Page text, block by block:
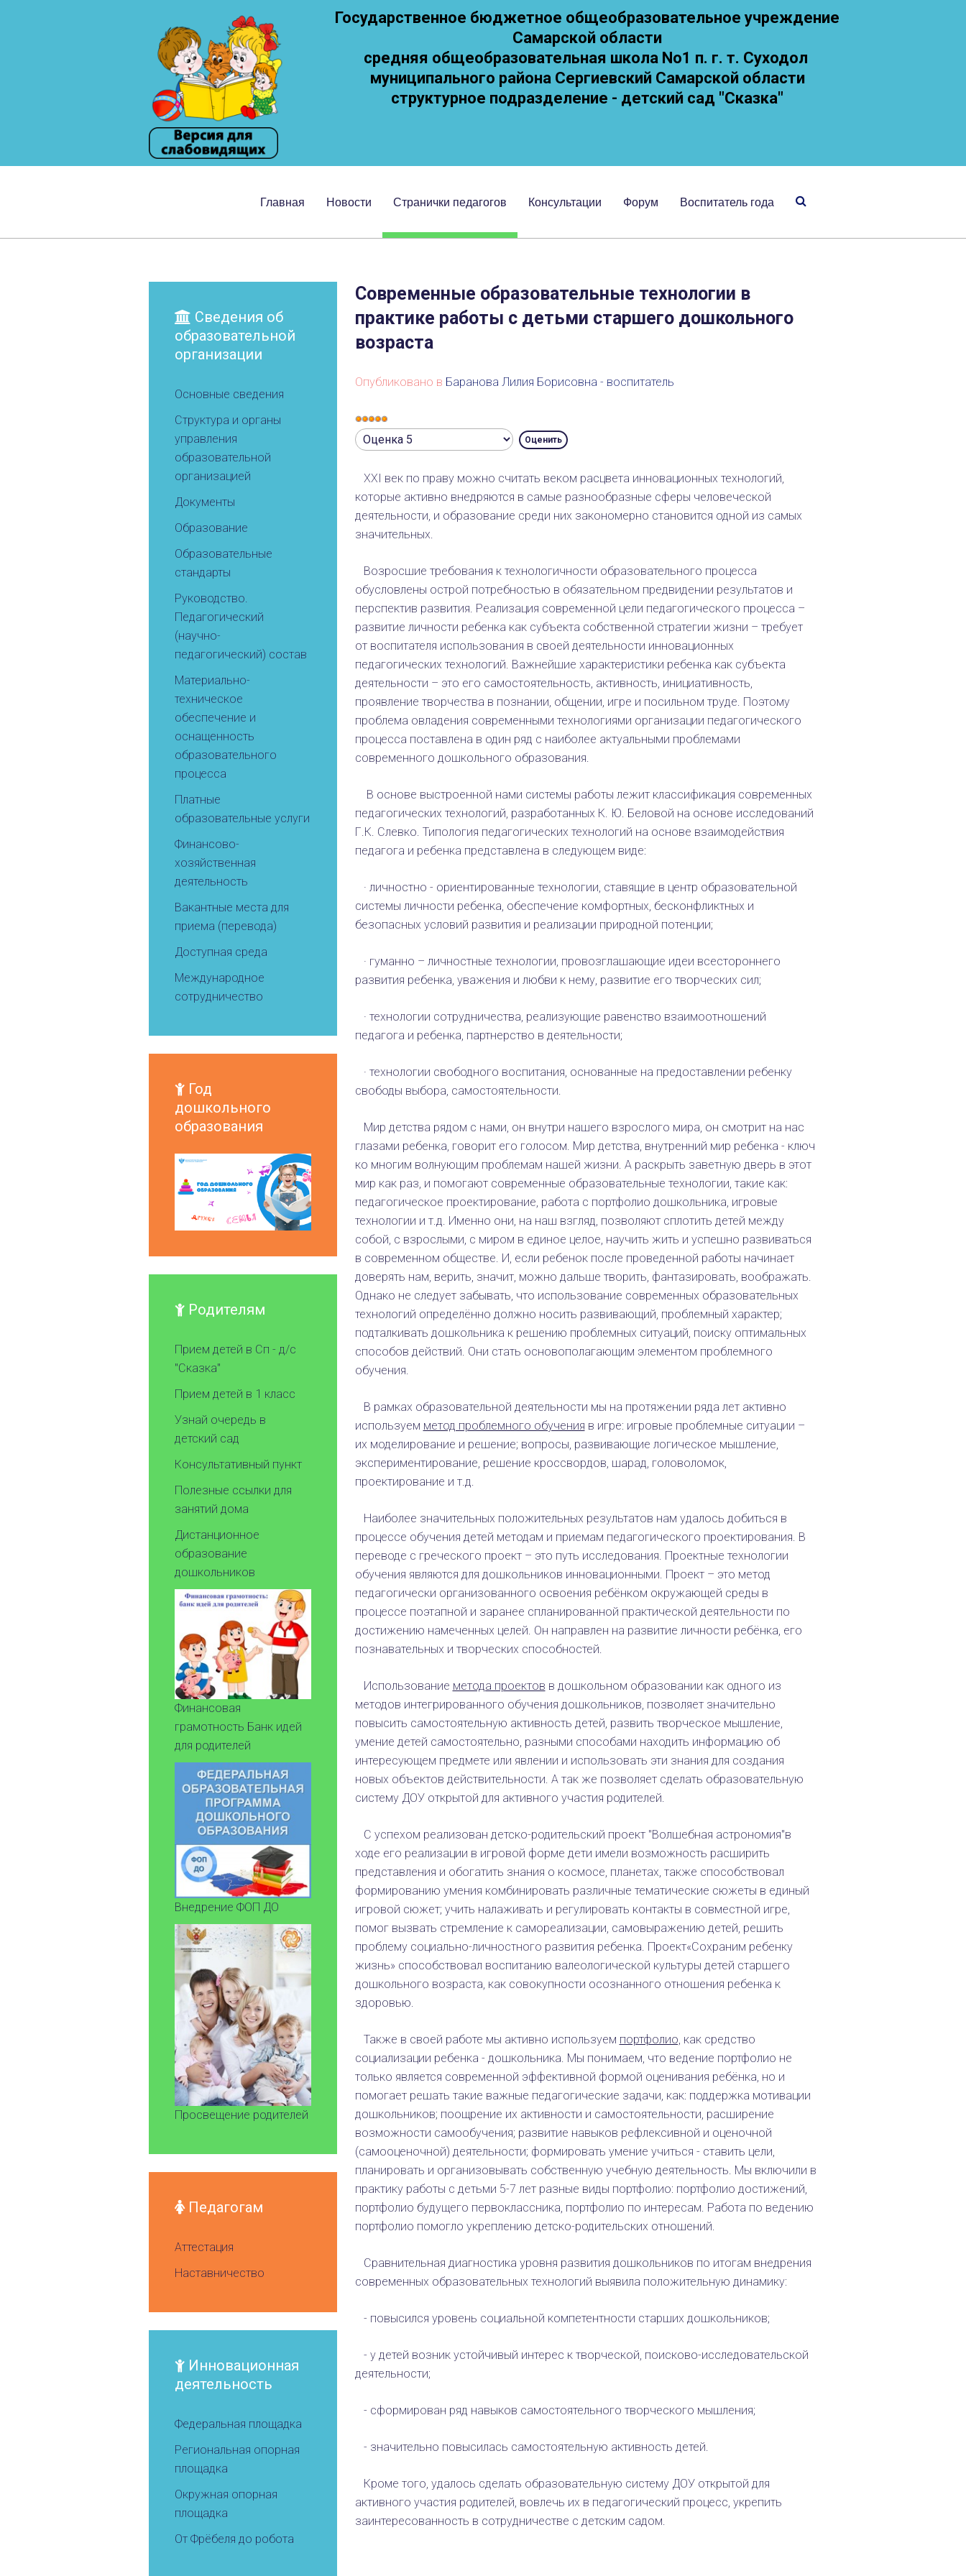
Государственное бюджетное общеобразовательное учреждение
Самарской области
средняя общеобразовательная школа No1 п. г. т. Суходол
муниципального района Сергиевский Самарской области
cтруктурное подразделение - детский сад "Сказка"
Главная Новости Странички педагогов Консультации Форум Воспитатель года
Современные образовательные технологии в
практике работы с детьми старшего дошкольного
возраста
Опубликовано в Баранова Лилия Борисовна - воспитатель
Рейтинг:
5/5
Пожалуйста,
XXI век по праву можно считать веком расцвета инновационных технологий,
которые активно внедряются в самые разнообразные сферы человеческой
деятельности, и образование среди них закономерно становится одной из самых
значительных.
Возросшие требования к технологичности образовательного процесса
обусловлены острой потребностью в обязательном предвидении результатов и
перспектив развития. Реализация современной цели педагогического процесса –
развитие личности ребенка как субъекта собственной стратегии жизни – требует
от воспитателя использования в своей деятельности инновационных
педагогических технологий. Важнейшие характеристики ребенка как субъекта
деятельности – это его самостоятельность, активность, инициативность,
проявление творчества в познании, общении, игре и посильном труде. Поэтому
проблема овладения современными технологиями организации педагогического
процесса поставлена в один ряд с наиболее актуальными проблемами
современного дошкольного образования.
В основе выстроенной нами системы работы лежит классификация современных
педагогических технологий, разработанных К. Ю. Беловой на основе исследований
Г.К. Слевко. Типология педагогических технологий на основе взаимодействия
педагога и ребенка представлена в следующем виде:
· личностно - ориентированные технологии, ставящие в центр образовательной
системы личности ребенка, обеспечение комфортных, бесконфликтных и
безопасных условий развития и реализации природной потенции;
· гуманно – личностные технологии, провозглашающие идеи всестороннего
развития ребенка, уважения и любви к нему, развитие его творческих сил;
· технологии сотрудничества, реализующие равенство взаимоотношений
педагога и ребенка, партнерство в деятельности;
· технологии свободного воспитания, основанные на предоставлении ребенку
свободы выбора, самостоятельности.
Мир детства рядом с нами, он внутри нашего взрослого мира, он смотрит на нас
глазами ре­бенка, говорит его голосом. Мир детства, внутренний мир ребенка - ключ
ко многим волнующим проблемам нашей жизни. А рас­крыть заветную дверь в этот
мир как раз, и помогают современные образовательные технологии, такие как:
педагогическое проектирование, работа с портфолио дошкольника, игровые
технологии и т.д. Именно они, на наш взгляд, позволяют сплотить детей между
собой, с взрослыми, с миром в единое целое, научить жить и успешно развиваться
в современном обществе. И, если ре­бенок после проведенной работы начинает
доверять нам, верить, значит, можно дальше творить, фантазировать, воображать.
Однако не следует забывать, что использование современных образовательных
технологий определённо должно носить развивающий, проблемный характер;
подталкивать дошкольника к решению проблемных ситуаций, поиску оптимальных
способов действий. Они стать основополагающим элементом проблемного
обучения.
В рамках образовательной деятельности мы на протяжении ряда лет активно
используем метод проблемного обучения в игре: игровые проблемные ситуации –
их моделирование и решение; вопросы, развивающие логическое мышление,
экспериментирование, решение кроссвордов, шарад, головоломок,
проектирование и т.д.
Наиболее значительных положительных результатов нам удалось добиться в
процессе обучения детей методам и приемам педагогического проектирования. В
переводе с греческого проект – это путь исследования. Проектные технологии
обучения являются для дошкольников инновационными. Проект – это метод
педагогически организованного освоения ребёнком окружающей среды в
процессе поэтапной и заранее спланированной практической деятельности по
достижению намеченных целей. Он направлен на развитие личности ребёнка, его
познавательных и творческих способностей.
Использование метода проектов в дошкольном образовании как одного из
методов интегрированного обучения дошкольников, позволяет значительно
повысить самостоятельную активность детей, развить творческое мышление,
умение детей самостоятельно, разными способами находить информацию об
интересующем предмете или явлении и использовать эти знания для создания
новых объектов действительности. А так же позволяет сделать образовательную
систему ДОУ открытой для активного участия родителей.
С успехом реализован детско-родительский проект "Волшебная астрономия"в
ходе его реализации в игровой форме дети имели возможность расширить
представления и обогатить знания о космосе, планетах, также способствовал
формированию умения комбинировать различные тема­тические сюжеты в единый
иг­ровой сюжет; учить налажи­вать и регулировать контакты в совместной игре,
помог вызвать стремление к само­реализации, самовыражению детей, решить
проблему социально-личностного развития ребенка. Проект«Сохраним ребенку
жизнь» способствовал воспитанию валеологической культуры детей старшего
дошкольного возраста, как совокупности осознанного отношения ребенка к
здоровью.
Также в своей работе мы активно используем портфолио, как средство
социализации ребенка - дошкольника. Мы понимаем, что ведение портфолио не
только является современной эффективной формой оценивания ребёнка, но и
помогает решать такие важные педагогические задачи, как: поддержка мотивации
дошкольников; поощрение их активности и самостоятельности, расширение
возможности самообучения; развитие навыков рефлексивной и оценочной
(самооценочной) деятельности; формировать умение учиться - ставить цели,
планировать и организовывать собственную учебную деятельность. Мы включили в
практику работы с детьми 5-7 лет разные виды портфолио: портфолио достижений,
портфолио будущего первоклассника, портфолио по интересам. Работа по ведению
портфолио помогло укреплению детско-родительских отношений.
Сравнительная диагностика уровня развития дошкольников по итогам внедрения
современных образовательных технологий выявила положительную динамику:
- повысился уровень социальной компетентности старших дошкольников;
- у детей возник устойчивый интерес к творческой, поисково-исследовательской
деятельности;
- сформирован ряд навыков самостоятельного творческого мышления;
- значительно повысилась самостоятельную активность детей.
Кроме того, удалось сделать образовательную систему ДОУ открытой для
активного участия родителей, вовлечь их в педагогический процесс, укрепить
заинтересованность в сотрудничестве с детским садом.
Сведения об
образовательной
организации
Основные сведения
Структура и органы
управления
образовательной
организацией
Документы
Образование
Образовательные
стандарты
Руководство.
Педагогический
(научно-
педагогический) состав
Материально-
техническое
обеспечение и
оснащенность
образовательного
процесса
Платные
образовательные услуги
Финансово-
хозяйственная
деятельность
Вакантные места для
приема (перевода)
Доступная среда
Международное
сотрудничество
Год
дошкольного
образования
Родителям
Прием детей в Сп - д/с
"Сказка"
Прием детей в 1 класс
Узнай очередь в
детский сад
Консультативный пункт
Полезные ссылки для
занятий дома
Дистанционное
образование
дошкольников
Финансовая
грамотность Банк идей
для родителей
Внедрение ФОП ДО
Просвещение родителей
Педагогам
Аттестация
Наставничество
Инновационная
деятельность
Федеральная площадка
Региональная опорная
площадка
Окружная опорная
площадка
От Фрёбеля до робота